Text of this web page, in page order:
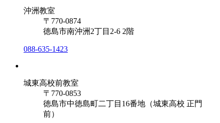
沖洲教室
〒770-0874
徳島市南沖洲2丁目2-6 2階
088-635-1423
城東高校前教室
〒770-0853
徳島市中徳島町二丁目16番地（城東高校 正門
前）